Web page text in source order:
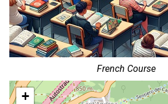
French Course
+